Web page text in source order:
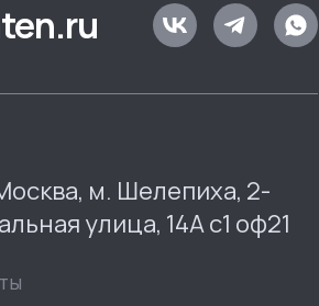
м. Шелепиха, 2-
улица, 14А с1 оф21